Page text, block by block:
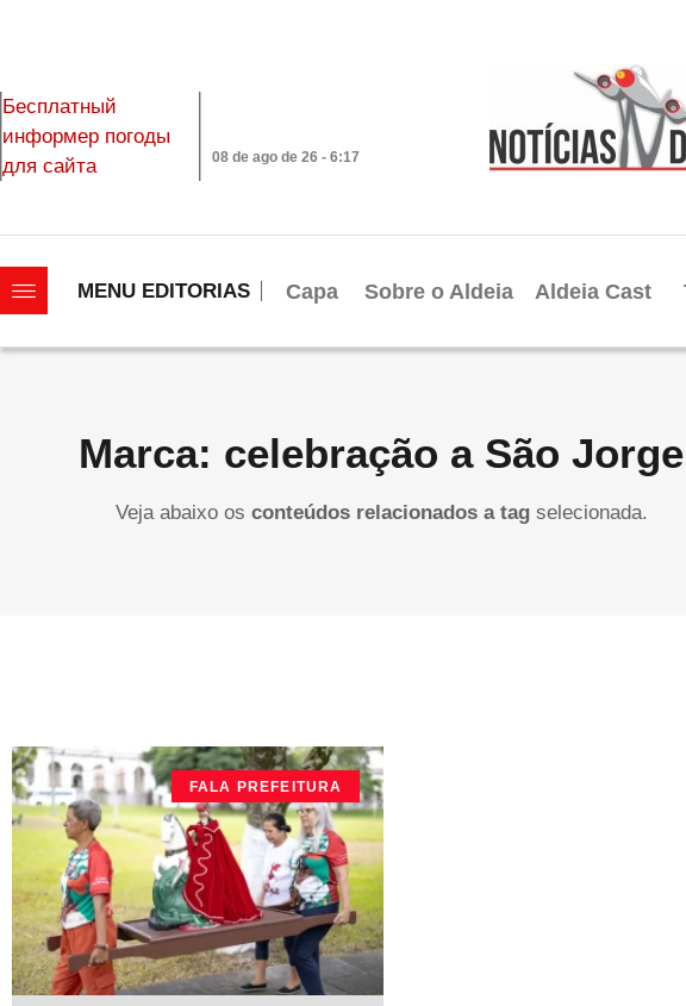
Бесплатный
информер погоды
для сайта
08 de ago de 26 - 6:17
MENU EDITORIAS Capa Sobre o Aldeia Aldeia Cast
Marca: celebração a São Jorge
Veja abaixo os conteúdos relacionados a tagselecionada.
FALA PREFEITURA